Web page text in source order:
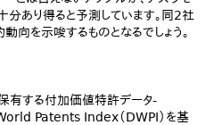
あり得ると予測しています。同2社
向を示唆するものとなるでしょう。
保有する付加価値特許データ-
Patents Index（DWPI）を基